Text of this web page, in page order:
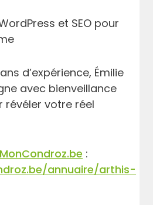
et SEO pour
d’expérience, Émilie
avec bienveillance
révéler votre réel
MonCondroz.be :
annuaire/arthis-